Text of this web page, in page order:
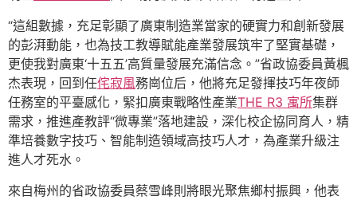
“這組數據，充足彰顯了廣東制造業當家的硬實力和創新發展
的彭湃動能，也為技工教導賦能產業發展筑牢了堅實基礎，
更使我對廣東‘十五五’高質量發展充滿信念。”省政協委員黃楓
杰表現，回到任侘寂風務崗位后，他將充足發揮技巧年夜師
任務室的平臺感化，緊扣廣東戰略性產業THE R3 寓所集群
需求，推進產教評“微專業”落地建設，深化校企協同育人，精
準培養數字技巧、智能制造領域高技巧人才，為產業升級注
進人才死水。
來自梅州的省政協委員蔡雪峰則將眼光聚焦鄉村振興，他表